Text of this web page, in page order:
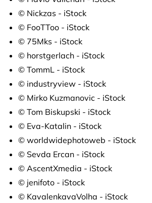
© Nickzas - iStock
© FooTToo - iStock
© 75Mks - iStock
© horstgerlach - iStock
© TommL - iStock
© industryview - iStock
© Mirko Kuzmanovic - iStock
© Tom Biskupski - iStock
© Eva-Katalin - iStock
© worldwidephotoweb - iStock
© Sevda Ercan - iStock
© AscentXmedia - iStock
© jenifoto - iStock
© KavalenkavaVolha - iStock